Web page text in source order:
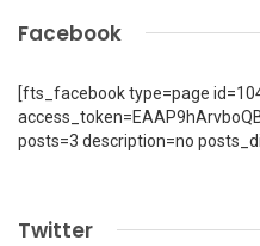
Facebook
[fts_facebook type=page
posts=3 description=no
Twitter